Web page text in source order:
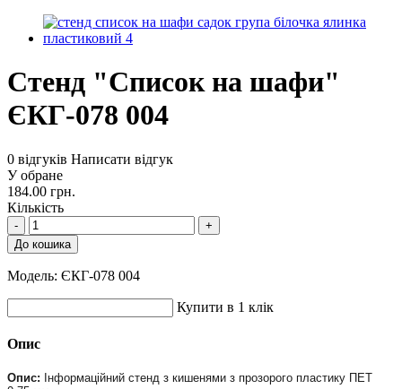
Стенд "Список на шафи"
ЄКГ-078 004
0 відгуків Написати відгук
У обране
184.00 грн.
Кількість
-
+
До кошика
Модель: ЄКГ-078 004
Купити в 1 клік
Опис
Опис: Інформаційний стенд з кишенями з прозорого пластику ПЕТ